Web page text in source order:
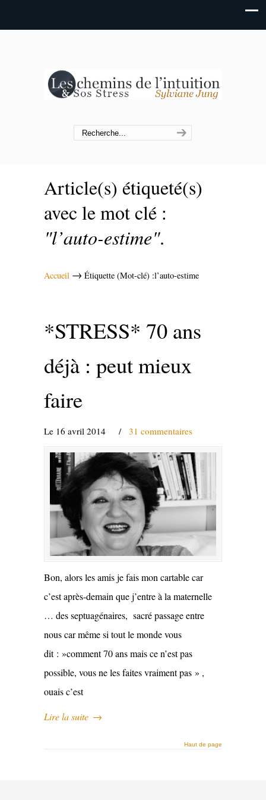
Article(s) étiqueté(s)
avec le mot clé :
"l’auto-estime".
Accueil → Étiquette (Mot-clé) :l’auto-estime
*STRESS* 70 ans
déjà : peut mieux
faire
Le 16 avril 2014 / 31 commentaires
Bon, alors les amis je fais mon cartable car
c’est après-demain que j’entre à la maternelle
… des septuagénaires, sacré passage entre
nous car même si tout le monde vous
dit : »comment 70 ans mais ce n’est pas
possible, vous ne les faites vraiment pas » ,
ouais c’est
Lire la suite →
Haut de page